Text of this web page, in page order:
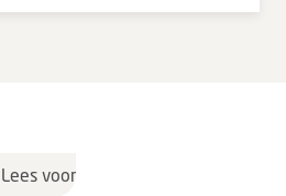
Lees voor